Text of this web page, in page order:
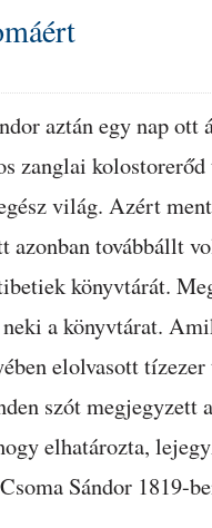
aztán egy nap
zanglai
világ. Azért
továbbállt
könyvtárát.
a könyvtárat.
elolvasott
szót megjegyzett
elhatározta,
Sándor 1819-